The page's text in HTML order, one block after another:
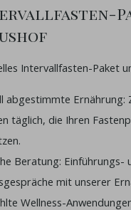
Intervallfasten-Paket
abgestimmte Ernährung:
täglich, die Ihren
Beratung: Einführungs-
mit unserer
Wellness-